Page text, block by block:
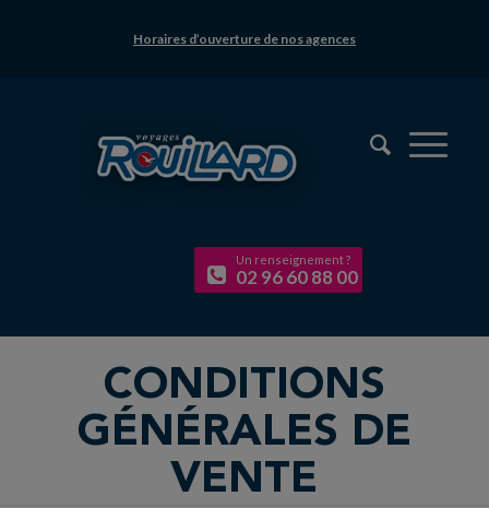
Horaires d’ouverture de nos agences
Un renseignement ?
02 96 60 88 00
CONDITIONS
GÉNÉRALES DE
VENTE